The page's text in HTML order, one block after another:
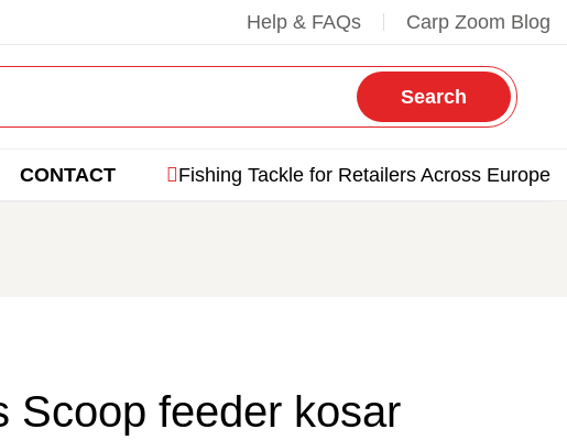
Help & FAQs Carp Zoom Blog
Search
CONTACT Fishing Tackle for Retailers Across Europe
Scoop feeder kosar